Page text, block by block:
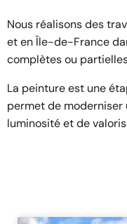
Nous réalisons des
et en Île-de-France
complètes ou
La peinture est une
permet de moderniser
luminosité et de